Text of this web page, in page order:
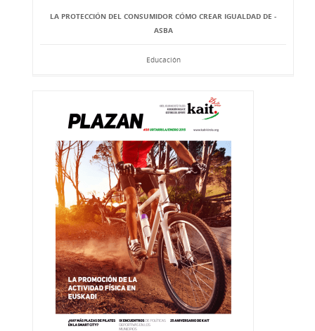
LA PROTECCIÓN DEL CONSUMIDOR CÓMO CREAR IGUALDAD DE -
ASBA
Educación